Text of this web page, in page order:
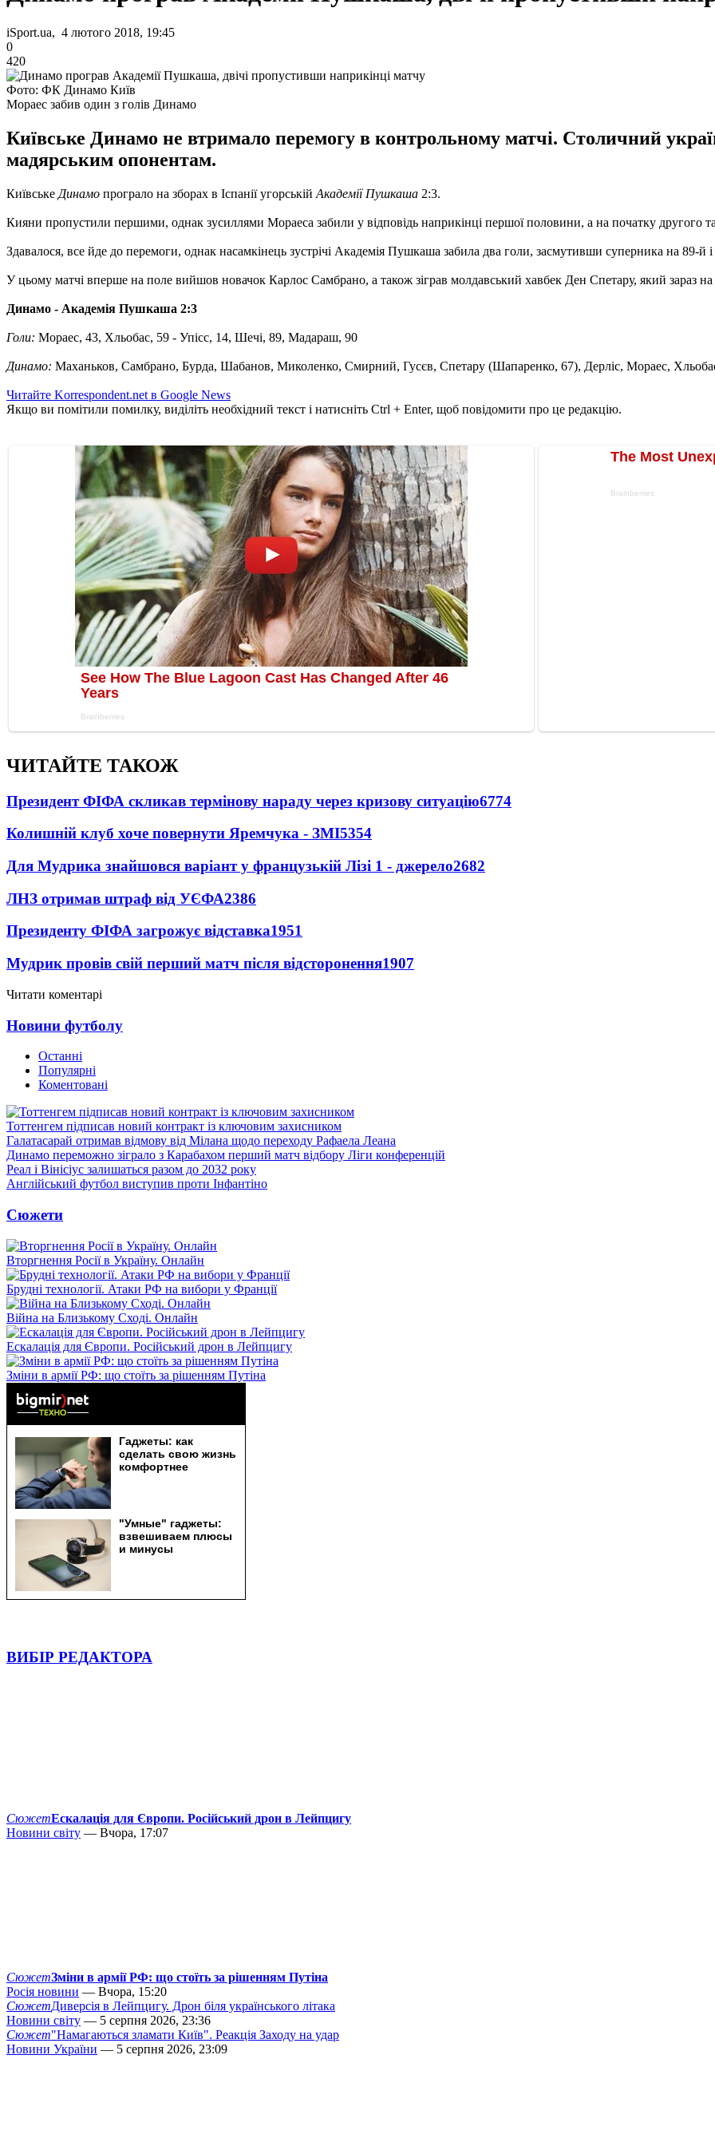
iSport.ua, 4 лютого 2018, 19:45
0
420
Фото: ФК Динамо Київ
Мораес забив один з голів Динамо
Київське Динамо не втримало перемогу в контрольному матчі. Столичний
мадярським опонентам.
Київське Динамо програло на зборах в Іспанії угорській Академії Пушкаша 2:3.
Кияни пропустили першими, однак зусиллями Мораеса забили у відповідь наприкінці першої половини, а на початку другого
Здавалося, все йде до перемоги, однак насамкінець зустрічі Академія Пушкаша забила два голи, засмутивши суперника на 89-й
У цьому матчі вперше на поле вийшов новачок Карлос Самбрано, а також зіграв молдавський хавбек Ден Спетару, який зараз на
Динамо - Академія Пушкаша 2:3
Голи: Мораес, 43, Хльобас, 59 - Упісс, 14, Шечі, 89, Мадараш, 90
Динамо: Маханьков, Самбрано, Бурда, Шабанов, Миколенко, Смирний, Гусєв, Спетару (Шапаренко, 67), Дерліс, Мораес,
Читайте Korrespondent.net в Google News
Якщо ви помітили помилку, виділіть необхідний текст і натисніть Ctrl + Enter, щоб повідомити про це редакцію.
ЧИТАЙТЕ ТАКОЖ
Президент ФІФА скликав термінову нараду через кризову ситуацію6774
Колишній клуб хоче повернути Яремчука - ЗМІ5354
Для Мудрика знайшовся варіант у французькій Лізі 1 - джерело2682
ЛНЗ отримав штраф від УЄФА2386
Президенту ФІФА загрожує відставка1951
Мудрик провів свій перший матч після відсторонення1907
Читати коментарі
Новини футболу
Останні
Популярні
Коментовані
Тоттенгем підписав новий контракт із ключовим захисником
Галатасарай отримав відмову від Мілана щодо переходу Рафаела Леана
Динамо переможно зіграло з Карабахом перший матч відбору Ліги конференцій
Реал і Вінісіус залишаться разом до 2032 року
Англійський футбол виступив проти Інфантіно
Сюжети
Вторгнення Росії в Україну. Онлайн
Брудні технології. Атаки РФ на вибори у Франції
Війна на Близькому Сході. Онлайн
Ескалація для Європи. Російський дрон в Лейпцигу
Зміни в армії РФ: що стоїть за рішенням Путіна
ВИБІР РЕДАКТОРА
СюжетЕскалація для Європи. Російський дрон в Лейпцигу
Новини світу — Вчора, 17:07
СюжетЗміни в армії РФ: що стоїть за рішенням Путіна
Росія новини — Вчора, 15:20
СюжетДиверсія в Лейпцигу. Дрон біля українського літака
Новини світу — 5 серпня 2026, 23:36
Сюжет"Намагаються зламати Київ". Реакція Заходу на удар
Новини України — 5 серпня 2026, 23:09